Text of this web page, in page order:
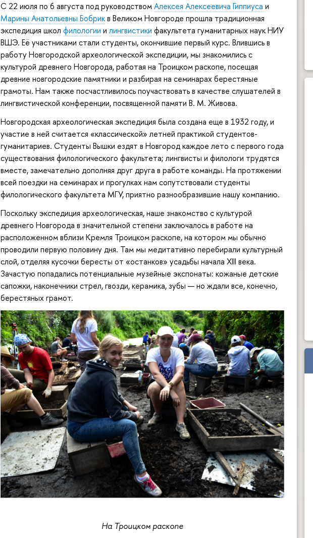
С 22 июля по 6 августа под руководствомАлексея Алексеевича Гиппиуса и
Марины Анатольевны Бобрикв Великом Новгороде прошла традиционная
экспедиция школ филологии и лингвистики факультета гуманитарных наук НИУ
ВШЭ. Её участниками стали студенты, окончившие первый курс. Влившись в
работу Новгородской археологической экспедиции, мы знакомились с
культурой древнего Новгорода, работая на Троицком раскопе, посещая
древние новгородские памятники и разбирая на семинарах берестяные
грамоты. Нам также посчастливилось поучаствовать в качестве слушателей в
лингвистической конференции, посвященной памяти В. М. Живова.
Новгородская археологическая экспедиция была создана еще в 1932 году, и
участие в ней считается «классической» летней практикой студентов-
гуманитариев. Студенты Вышки ездят в Новгород каждое лето с первого года
существования филологического факультета; лингвисты и филологи трудятся
вместе, замечательно дополняя друг друга в работе команды. На протяжении
всей поездки на семинарах и прогулках нам сопутствовали студенты
филологического факультета МГУ, приятно разнообразившие нашу компанию.
Поскольку экспедиция археологическая, наше знакомство с культурой
древнего Новгорода в значительной степени заключалось в работе на
расположенном вблизи Кремля Троицком раскопе, на котором мы обычно
проводили первую половину дня. Там мы медитативно перебирали культурный
слой, отделяя кусочки бересты от «останков» усадьбы начала XIII века.
Зачастую попадались потенциальные музейные экспонаты: кожаные детские
сапожки, наконечники стрел, гвозди, керамика, зубы — но ждали все, конечно,
берестяных грамот.
На Троицком раскопе